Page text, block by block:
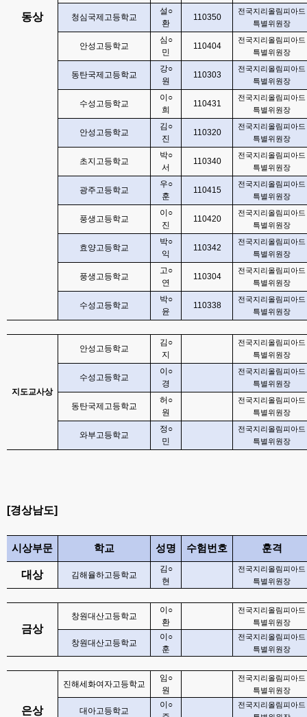
동상 청심국제고등학교
설 ○
환
110350
전국지리올림피아드
특별위원장
안성고등학교
심 ○
민
110404
전국지리올림피아드
특별위원장
동탄국제고등학교
강○
원
110303
전국지리올림피아드
특별위원장
수성고등학교
이 ○
희
110431
전국지리올림피아드
특별위원장
안성고등학교
김 ○
진
110320
전국지리올림피아드
특별위원장
초지고등학교
박○
서
110340
전국지리올림피아드
특별위원장
광주고등학교
우○
훈
110415
전국지리올림피아드
특별위원장
풍생고등학교
이 ○
진
110420
전국지리올림피아드
특별위원장
효양고등학교
박○
익
110342
전국지리올림피아드
특별위원장
풍생고등학교
고○
연
110304
전국지리올림피아드
특별위원장
수성고등학교
박○
윤
110338
전국지리올림피아드
특별위원장
지도교사상
안성고등학교
김 ○
지
전국지리올림피아드
특별위원장
수성고등학교
이 ○
경
전국지리올림피아드
특별위원장
동탄국제고등학교
허 ○
원
전국지리올림피아드
특별위원장
와부고등학교
정○
민
전국지리올림피아드
특별위원장
[경상남도]
시상부문 학교 성명 수험번호 훈격
대상 김해율하고등학교
김 ○
현
전국지리올림피아드
특별위원장
금상
창원대산고등학교
이 ○
환
전국지리올림피아드
특별위원장
창원대산고등학교
이 ○
훈
전국지리올림피아드
특별위원장
은상
진해세화여자고등학교
임 ○
원
전국지리올림피아드
특별위원장
대아고등학교
이 ○
전국지리올림피아드